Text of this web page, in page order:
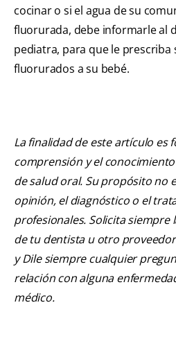
cocinar o si el agua de su
fluorurada, debe informarle al
pediatra, para que le prescriba
fluorurados a su bebé.
La finalidad de este artículo es
comprensión y el
de salud oral. Su propósito no
opinión, el diagnóstico o el
profesionales. Solicita siempre
de tu dentista u otro
y Dile siempre cualquier
relación con alguna
médico.